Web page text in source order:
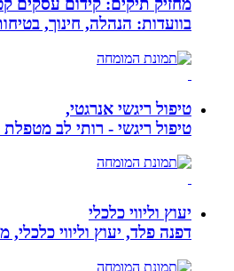
מחזיק תיקים: קידום עסקים
בוועדות: הנהלה, חינוך,
טיפול ריגשי אנרגטי,
טיפול ריגשי - רותי לב מטפלת
יעוץ וליווי כלכלי
דפנה פלד, יעוץ וליווי כלכלי, מודיעין,